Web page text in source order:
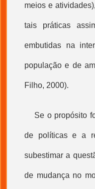
meios e
tais práticas
embutidas na
população e de
Filho, 2000).
Se o propósito
de políticas e a
subestimar a
de mudança no